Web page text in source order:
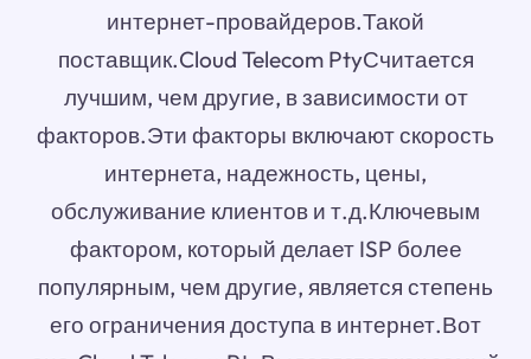
интернет-провайдеров.Такой
поставщик.Cloud Telecom PtyСчитается
лучшим, чем другие, в зависимости от
факторов.Эти факторы включают скорость
интернета, надежность, цены,
обслуживание клиентов и т.д.Ключевым
фактором, который делает ISP более
популярным, чем другие, является степень
его ограничения доступа в интернет.Вот